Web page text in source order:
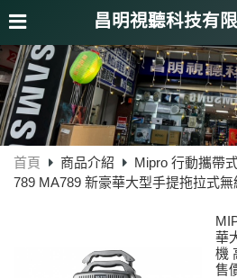
昌明視聽科技有
首頁 商品介紹 Mipro 行動攜帶
789 MA789 新豪華大型手提拖拉式
華
機
售